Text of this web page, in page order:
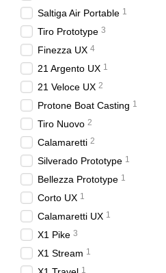
Saltiga Air Portable 1
Tiro Prototype 3
Finezza UX 4
21 Argento UX 1
21 Veloce UX 2
Protone Boat Casting 1
Tiro Nuovo 2
Calamaretti 2
Silverado Prototype 1
Bellezza Prototype 1
Corto UX 1
Calamaretti UX 1
X1 Pike 3
X1 Stream 1
1